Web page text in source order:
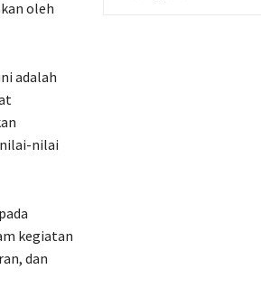
oleh
adalah
nilai
kegiatan
dan